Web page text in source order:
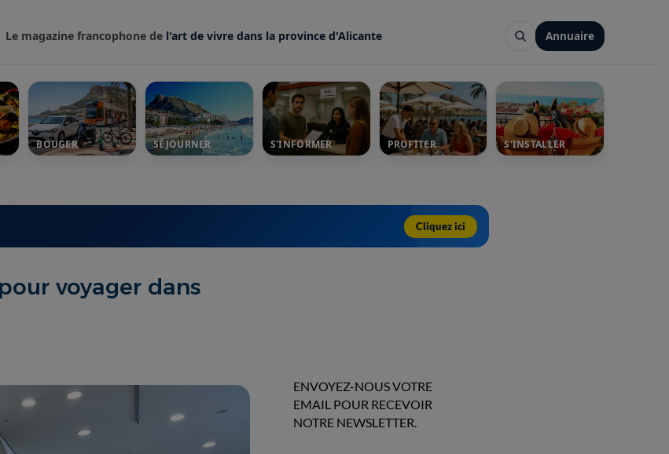
Le magazine francophone de l'art de vivre dans la province d'Alicante Annuaire
BOUGER SÉJOURNER S'INFORMER PROFITER S'INSTALLER
Cliquez ici
voyager dans
ENVOYEZ-NOUS VOTRE
EMAIL POUR RECEVOIR
NOTRE NEWSLETTER.